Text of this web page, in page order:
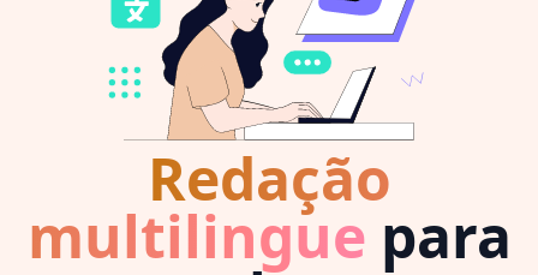
Redação
multilingue para